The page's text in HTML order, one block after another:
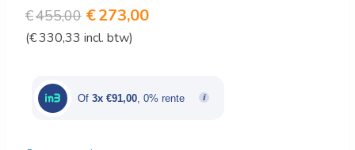
€455,00 Oorspronkelijke
prijs
€455,00.
€273,00Huidige
€273,00.
(€330,33 incl. btw)
Of 3x €91,00 , 0% rente